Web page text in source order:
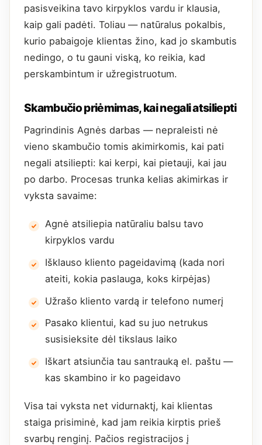
pasisveikina tavo kirpyklos vardu ir klausia,
kaip gali padėti. Toliau — natūralus pokalbis,
kurio pabaigoje klientas žino, kad jo skambutis
nedingo, o tu gauni viską, ko reikia, kad
perskambintum ir užregistruotum.
Skambučio priėmimas, kai negali atsiliepti
Pagrindinis Agnės darbas — nepraleisti nė
vieno skambučio tomis akimirkomis, kai pati
negali atsiliepti: kai kerpi, kai pietauji, kai jau
po darbo. Procesas trunka kelias akimirkas ir
vyksta savaime:
Agnė atsiliepia natūraliu balsu tavo
kirpyklos vardu
Išklauso kliento pageidavimą (kada nori
ateiti, kokia paslauga, koks kirpėjas)
Užrašo kliento vardą ir telefono numerį
Pasako klientui, kad su juo netrukus
susisieksite dėl tikslaus laiko
Iškart atsiunčia tau santrauką el. paštu —
kas skambino ir ko pageidavo
Visa tai vyksta net vidurnaktį, kai klientas
staiga prisiminė, kad jam reikia kirptis prieš
svarbų renginį. Pačios registracijos į